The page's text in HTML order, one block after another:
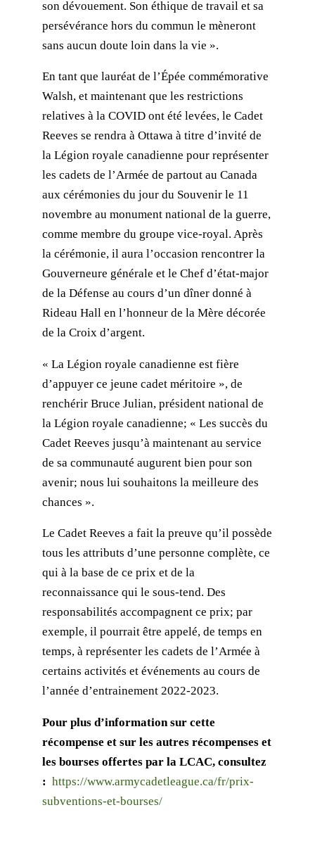
son dévouement. Son éthique de travail et sa
persévérance hors du commun le mèneront
sans aucun doute loin dans la vie ».
En tant que lauréat de l’Épée commémorative
Walsh, et maintenant que les restrictions
relatives à la COVID ont été levées, le Cadet
Reeves se rendra à Ottawa à titre d’invité de
la Légion royale canadienne pour représenter
les cadets de l’Armée de partout au Canada
aux cérémonies du jour du Souvenir le 11
novembre au monument national de la guerre,
comme membre du groupe vice-royal. Après
la cérémonie, il aura l’occasion rencontrer la
Gouverneure générale et le Chef d’état-major
de la Défense au cours d’un dîner donné à
Rideau Hall en l’honneur de la Mère décorée
de la Croix d’argent.
« La Légion royale canadienne est fière
d’appuyer ce jeune cadet méritoire », de
renchérir Bruce Julian, président national de
la Légion royale canadienne; « Les succès du
Cadet Reeves jusqu’à maintenant au service
de sa communauté augurent bien pour son
avenir; nous lui souhaitons la meilleure des
chances ».
Le Cadet Reeves a fait la preuve qu’il possède
tous les attributs d’une personne complète, ce
qui à la base de ce prix et de la
reconnaissance qui le sous-tend. Des
responsabilités accompagnent ce prix; par
exemple, il pourrait être appelé, de temps en
temps, à représenter les cadets de l’Armée à
certains activités et événements au cours de
l’année d’entrainement 2022-2023.
Pour plus d’information sur cette
récompense et sur les autres récompenses et
les bourses offertes par la LCAC, consultez
: https://www.armycadetleague.ca/fr/prix-
subventions-et-bourses/